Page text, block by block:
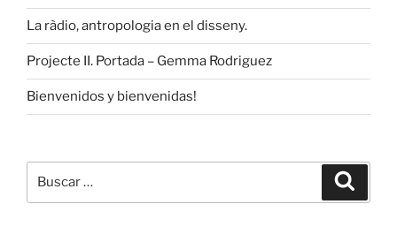
La ràdio, antropologia en el disseny.
Projecte II. Portada – Gemma Rodriguez
Bienvenidos y bienvenidas!
por: